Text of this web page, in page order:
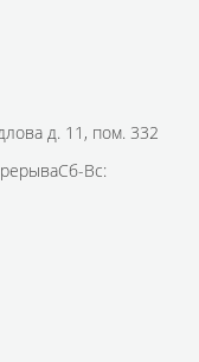
д. 11, пом. 332
Сб-Вс: